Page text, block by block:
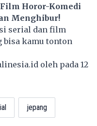
Horor-Komedi
Menghibur!
serial dan film
bisa kamu tonton
oleh pada 12
jepang